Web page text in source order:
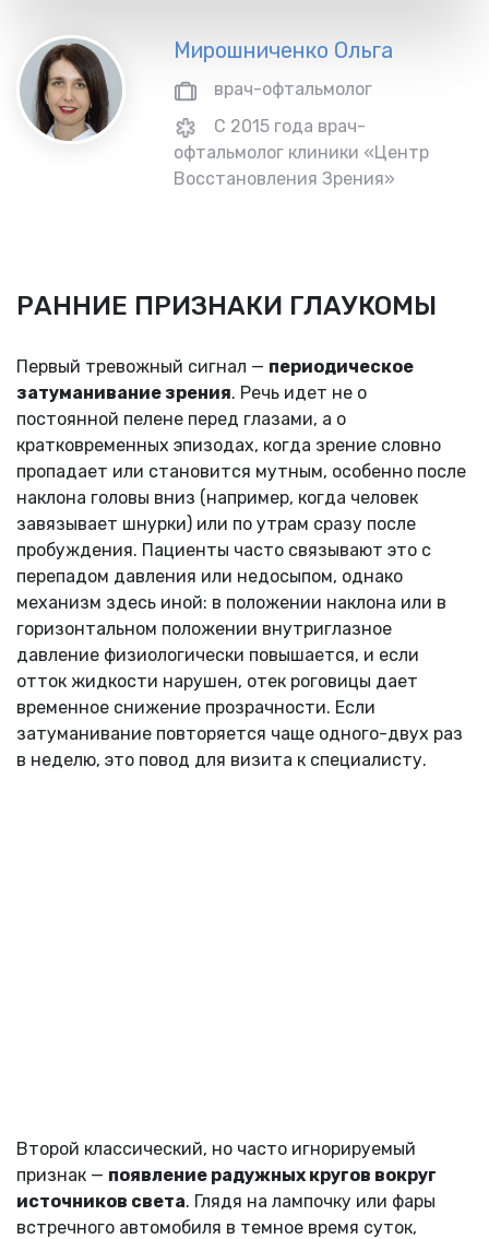
Мирошниченко Ольга
врач-офтальмолог
С 2015 года врач-
офтальмолог клиники «Центр
Восстановления Зрения»
РАННИЕ ПРИЗНАКИ ГЛАУКОМЫ
Первый тревожный сигнал — периодическое
затуманивание зрения. Речь идет не о
постоянной пелене перед глазами, а о
кратковременных эпизодах, когда зрение словно
пропадает или становится мутным, особенно после
наклона головы вниз (например, когда человек
завязывает шнурки) или по утрам сразу после
пробуждения. Пациенты часто связывают это с
перепадом давления или недосыпом, однако
механизм здесь иной: в положении наклона или в
горизонтальном положении внутриглазное
давление физиологически повышается, и если
отток жидкости нарушен, отек роговицы дает
временное снижение прозрачности. Если
затуманивание повторяется чаще одного-двух раз
в неделю, это повод для визита к специалисту.
Второй классический, но часто игнорируемый
признак — появление радужных кругов вокруг
источников света. Глядя на лампочку или фары
встречного автомобиля в темное время суток,